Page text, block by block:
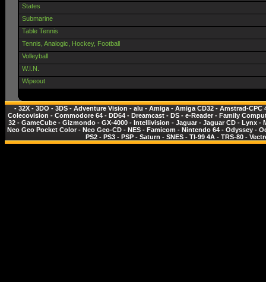
States
Submarine
Table Tennis
Tennis, Analogic, Hockey, Football
Volleyball
W.I.N.
Wipeout
- 32X - 3DO - 3DS - Adventure Vision - alu - Amiga - Amiga CD32 - Amstrad-CPC
Colecovision - Commodore 64- DD64- Dreamcast- DS- e-Reader- Family
32 - GameCube - Gizmondo - GX-4000 - Intellivision - Jaguar - Jaguar CD - Lynx -
Neo Geo Pocket Color - Neo Geo-CD - NES - Famicom - Nintendo 64 - Odyssey -
PS2 - PS3 - PSP - Saturn - SNES - TI-99 4A - TRS-80 -